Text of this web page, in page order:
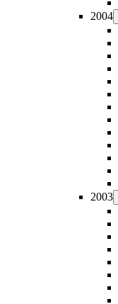
2004
2003